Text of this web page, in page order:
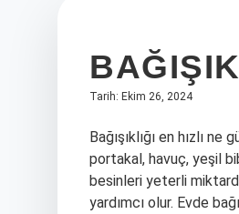
Tarih: Ekim 26, 2024
Bağışıklığı en hızlı
portakal, havuç, yeşil
besinleri yeterli
yardımcı olur. Evde